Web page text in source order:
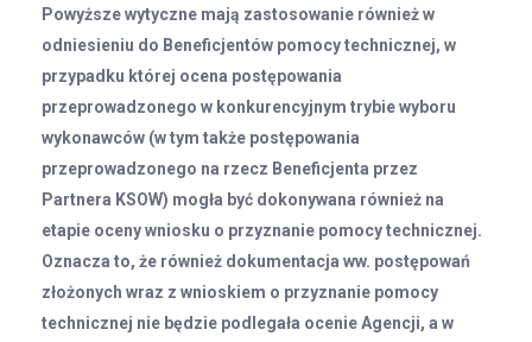
Powyższe wytyczne mają zastosowanie również w
odniesieniu do Beneficjentów pomocy technicznej, w
przypadku której ocena postępowania
przeprowadzonego w konkurencyjnym trybie wyboru
wykonawców (w tym także postępowania
przeprowadzonego na rzecz Beneficjenta przez
Partnera KSOW) mogła być dokonywana również na
etapie oceny wniosku o przyznanie pomocy technicznej.
Oznacza to, że również dokumentacja ww. postępowań
złożonych wraz z wnioskiem o przyznanie pomocy
technicznej nie będzie podlegała ocenie Agencji, a w